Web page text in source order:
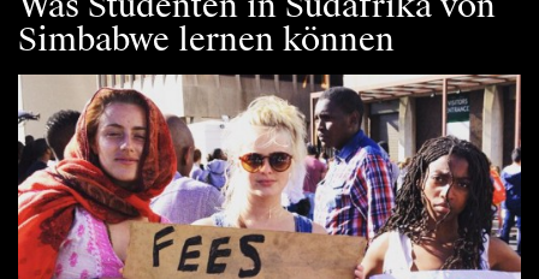
Simbabwe lernen können